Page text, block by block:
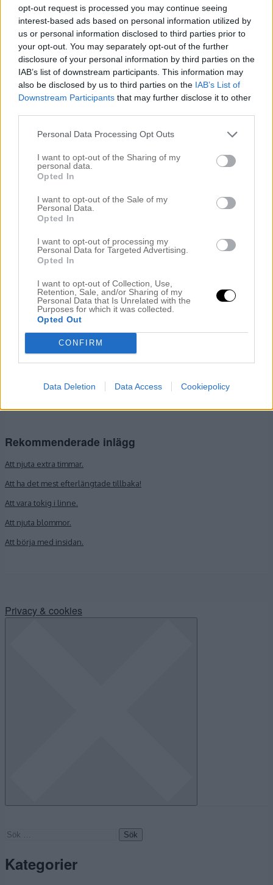
opt-out request is processed you may continue seeing
interest-based ads based on personal information utilized by
us or personal information disclosed to third parties prior to
your opt-out. You may separately opt-out of the further
disclosure of your personal information by third parties on the
IAB’s list of downstream participants. This information may
also be disclosed by us to third parties on the IAB’s List of
Downstream Participants that may further disclose it to other
Personal Data Processing Opt Outs
I want to opt-out of the Sharing of my
personal data.
Opted In
I want to opt-out of the Sale of my
Personal Data.
Opted In
I want to opt-out of processing my
Personal Data for Targeted Advertising.
Opted In
I want to opt-out of Collection, Use,
Retention, Sale, and/or Sharing of my
Personal Data that Is Unrelated with the
Purposes for which it was collected.
Opted Out
CONFIRM
Data Deletion Data Access Cookiepolicy
Svara
Lämna ett svar
Din e-postadress kommer inte publiceras.
är märkta*
Kommentar*
Namn*
E-postadress*
Webbplats
Rekommenderade inlägg
Att njuta extra timmar.
Att ha det mest efterlängtade tillbaka!
Att vara tokig i linne.
Att njuta blommor.
Att börja med insidan.
Privacy & cookies
Sök
Kategorier